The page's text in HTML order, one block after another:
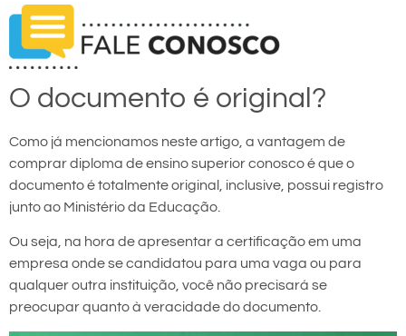
O documento é original?
Como já mencionamos neste artigo, a vantagem de
comprar diploma de ensino superior conosco é que o
documento é totalmente original, inclusive, possui registro
junto ao Ministério da Educação.
Ou seja, na hora de apresentar a certificação em uma
empresa onde se candidatou para uma vaga ou para
qualquer outra instituição, você não precisará se
preocupar quanto à veracidade do documento.